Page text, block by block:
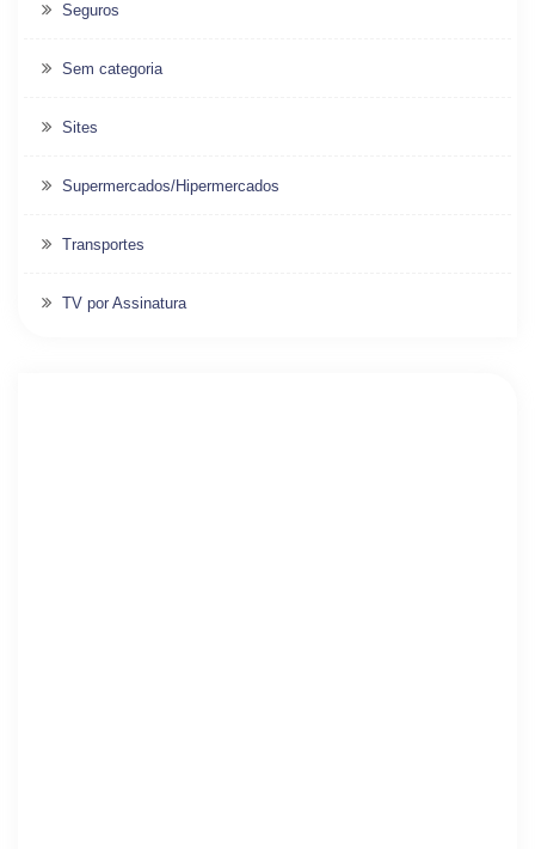
Seguros
Sem categoria
Sites
Supermercados/Hipermercados
Transportes
TV por Assinatura